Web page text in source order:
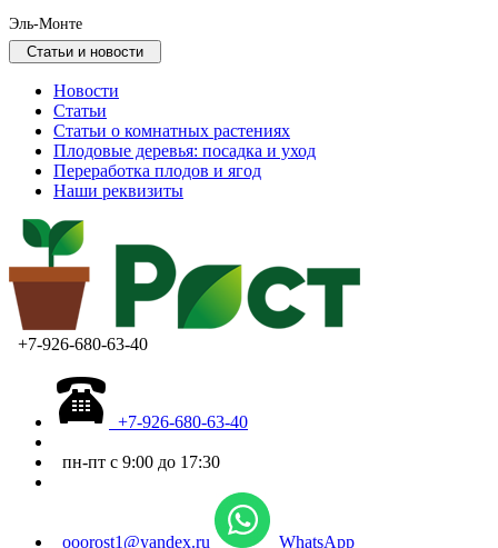
Эль-Монте
Статьи и новости
Новости
Статьи
Статьи о комнатных растениях
Плодовые деревья: посадка и уход
Переработка плодов и ягод
Наши реквизиты
+7-926-680-63-40
+7-926-680-63-40
пн-пт с 9:00 до 17:30
ooorost1@yandex.ru WhatsApp